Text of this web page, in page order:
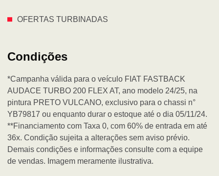
OFERTAS TURBINADAS
Condições
*Campanha válida para o veículo FIAT FASTBACK
AUDACE TURBO 200 FLEX AT, ano modelo 24/25, na
pintura PRETO VULCANO, exclusivo para o chassi n°
YB79817 ou enquanto durar o estoque até o dia 05/11/24.
**Financiamento com Taxa 0, com 60% de entrada em até
36x. Condição sujeita a alterações sem aviso prévio.
Demais condições e informações consulte com a equipe
de vendas. Imagem meramente ilustrativa.